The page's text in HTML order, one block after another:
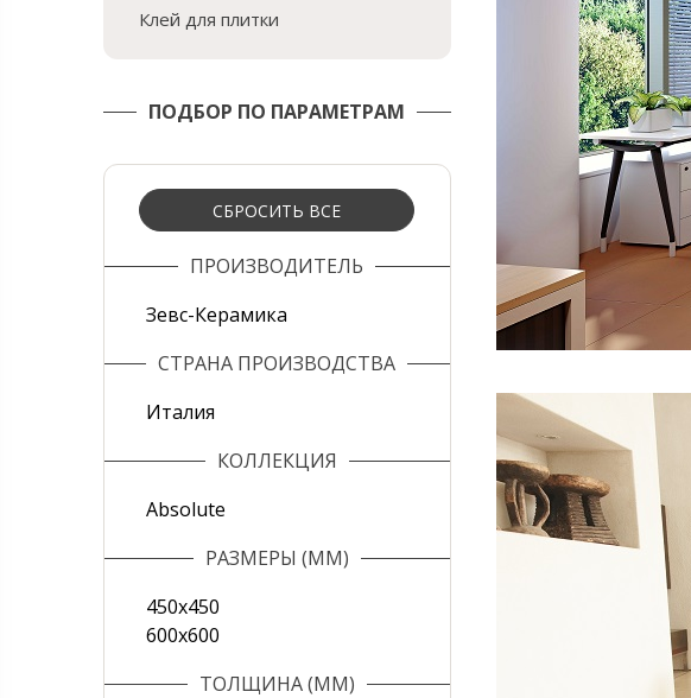
Клей для плитки
ПОДБОР ПО ПАРАМЕТРАМ
СБРОСИТЬ ВСЕ
ПРОИЗВОДИТЕЛЬ
Зевс-Керамика
СТРАНА ПРОИЗВОДСТВА
Италия
КОЛЛЕКЦИЯ
Absolute
РАЗМЕРЫ (ММ)
450х450
600х600
ТОЛЩИНА (ММ)